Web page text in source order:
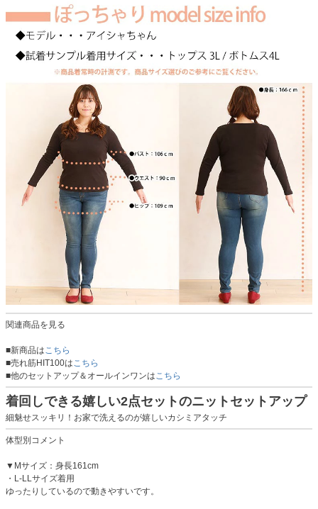
関連商品を見る
■新商品は こちら
■売れ筋HIT100は こちら
■他のセットアップ＆オールインワンは こちら
着回しできる嬉しい2点セットのニットセットアップ
細魅せスッキリ！お家で洗えるのが嬉しいカシミアタッチ
体型別コメント
▼Mサイズ：身長161cm
・L-LLサイズ着用
ゆったりしているので動きやすいです。